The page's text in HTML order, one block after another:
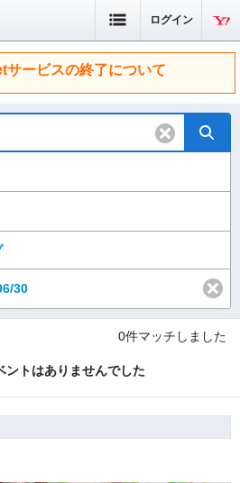
ログイン
サービスの終了について
30
0件マッチしました
ントはありませんでした